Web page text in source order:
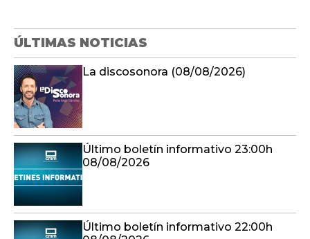
ÚLTIMAS NOTICIAS
La discosonora (08/08/2026)
Último boletín informativo 23:00h
08/08/2026
Último boletín informativo 22:00h